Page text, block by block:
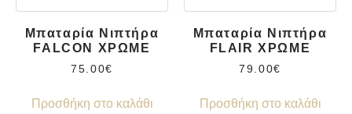
Μπαταρία Νιπτήρα
FALCON ΧΡΩΜΕ
75.00€
Προσθήκη στο καλάθι
Μπαταρία Νιπτήρα
FLAIR ΧΡΩΜΕ
79.00€
Προσθήκη στο καλάθι